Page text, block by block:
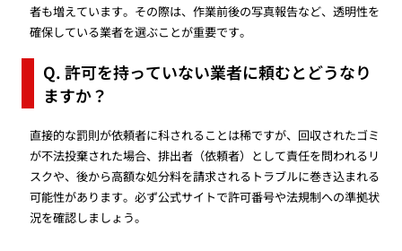
者も増えています。その際は、作業前後の写真報告など、透明性を
確保している業者を選ぶことが重要です。
Q. 許可を持っていない業者に頼むとどうなり
ますか？
直接的な罰則が依頼者に科されることは稀ですが、回収されたゴミ
が不法投棄された場合、排出者（依頼者）として責任を問われるリ
スクや、後から高額な処分料を請求されるトラブルに巻き込まれる
可能性があります。必ず公式サイトで許可番号や法規制への準拠状
況を確認しましょう。